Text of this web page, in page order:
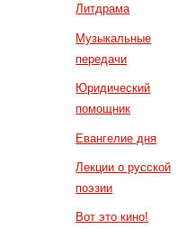
Литдрама
Музыкальные
передачи
Юридический
помощник
Евангелие дня
Лекции о русской
поэзии
Вот это кино!